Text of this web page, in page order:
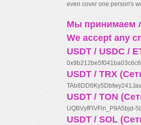
even cover one person's
Мы принимаем
We accept any
USDT / USDC /
USDT / TRX
USDT / TON
UQBVyfFlVFln_P9A5bjd-
USDT / SOL